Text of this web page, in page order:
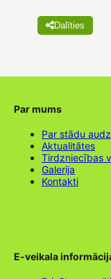
Dalīties
Par mums
Par stādu
Aktualitātes
Tirdzniecības
Galerija
Kontakti
E-veikala